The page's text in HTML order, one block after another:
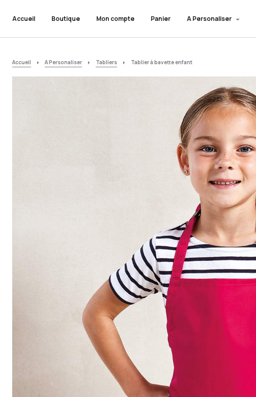
Accueil Boutique Mon compte Panier A Personaliser
Accueil A Personaliser Tabliers Tablier à bavette enfant